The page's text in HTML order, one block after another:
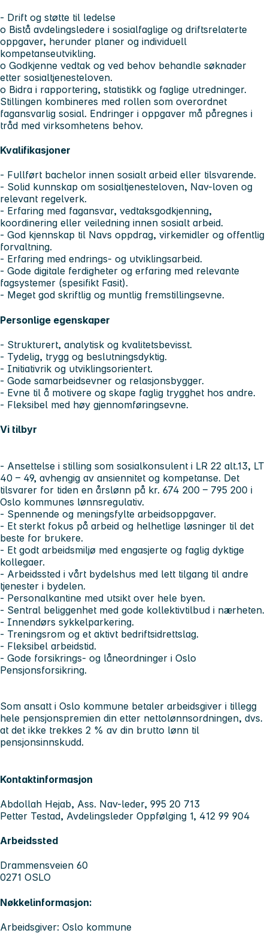
- Drift og støtte til ledelse
o Bistå avdelingsledere i sosialfaglige og driftsrelaterte
oppgaver, herunder planer og individuell
kompetanseutvikling.
o Godkjenne vedtak og ved behov behandle søknader
etter sosialtjenesteloven.
o Bidra i rapportering, statistikk og faglige utredninger.
Stillingen kombineres med rollen som overordnet
fagansvarlig sosial. Endringer i oppgaver må påregnes i
tråd med virksomhetens behov.
Kvalifikasjoner
- Fullført bachelor innen sosialt arbeid eller tilsvarende.
- Solid kunnskap om sosialtjenesteloven, Nav-loven og
relevant regelverk.
- Erfaring med fagansvar, vedtaksgodkjenning,
koordinering eller veiledning innen sosialt arbeid.
- God kjennskap til Navs oppdrag, virkemidler og offentlig
forvaltning.
- Erfaring med endrings- og utviklingsarbeid.
- Gode digitale ferdigheter og erfaring med relevante
fagsystemer (spesifikt Fasit).
- Meget god skriftlig og muntlig fremstillingsevne.
Personlige egenskaper
- Strukturert, analytisk og kvalitetsbevisst.
- Tydelig, trygg og beslutningsdyktig.
- Initiativrik og utviklingsorientert.
- Gode samarbeidsevner og relasjonsbygger.
- Evne til å motivere og skape faglig trygghet hos andre.
- Fleksibel med høy gjennomføringsevne.
Vi tilbyr
- Ansettelse i stilling som sosialkonsulent i LR 22 alt.13, LT
40 – 49, avhengig av ansiennitet og kompetanse. Det
tilsvarer for tiden en årslønn på kr. 674 200 – 795 200 i
Oslo kommunes lønnsregulativ.
- Spennende og meningsfylte arbeidsoppgaver.
- Et sterkt fokus på arbeid og helhetlige løsninger til det
beste for brukere.
- Et godt arbeidsmiljø med engasjerte og faglig dyktige
kollegaer.
- Arbeidssted i vårt bydelshus med lett tilgang til andre
tjenester i bydelen.
- Personalkantine med utsikt over hele byen.
- Sentral beliggenhet med gode kollektivtilbud i nærheten.
- Innendørs sykkelparkering.
- Treningsrom og et aktivt bedriftsidrettslag.
- Fleksibel arbeidstid.
- Gode forsikrings- og låneordninger i Oslo
Pensjonsforsikring.
Som ansatt i Oslo kommune betaler arbeidsgiver i tillegg
hele pensjonspremien din etter nettolønnsordningen, dvs.
at det ikke trekkes 2 % av din brutto lønn til
pensjonsinnskudd.
Kontaktinformasjon
Abdollah Hejab, Ass. Nav-leder, 995 20 713
Petter Testad, Avdelingsleder Oppfølging 1, 412 99 904
Arbeidssted
Drammensveien 60
0271 OSLO
Nøkkelinformasjon:
Arbeidsgiver: Oslo kommune